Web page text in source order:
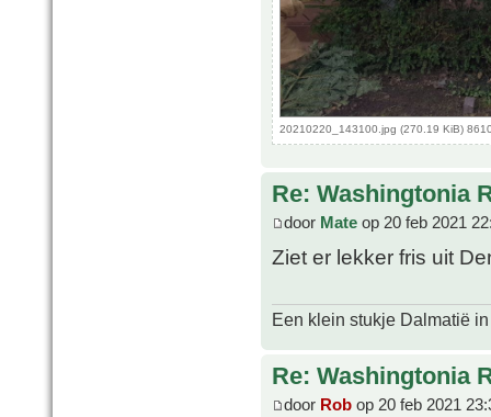
20210220_143100.jpg (270.19 KiB)
Re: Washingtonia
door Mate op 20 feb 2021
Ziet er lekker fris uit
Een klein stukje Dalmatië
Re: Washingtonia
door Rob op 20 feb 2021